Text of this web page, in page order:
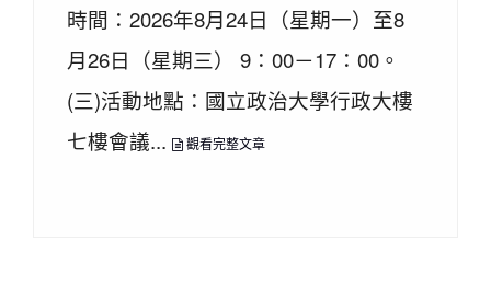
時間：2026年8月24日（星期一）至8
月26日（星期三） 9：00－17：00。
(三)活動地點：國立政治大學行政大樓
七樓會議...
觀看完整文章